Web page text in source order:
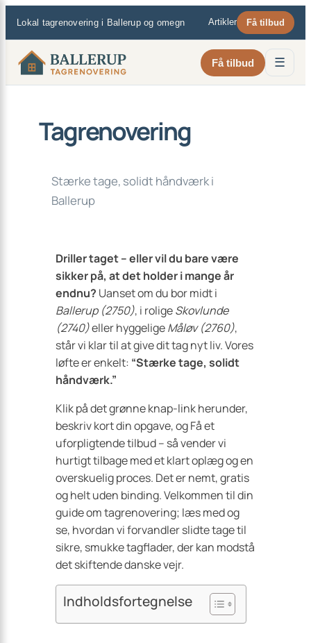
indhold
Lokal tagrenovering i Ballerup og omegn Artikler Få tilbud
Få tilbud ☰
Tagrenovering
Stærke tage, solidt håndværk i
Ballerup
Driller taget – eller vil du bare være
sikker på, at det holder i mange år
endnu? Uanset om du bor midt i
Ballerup (2750), i roligeSkovlunde
(2740)eller hyggeligeMåløv (2760),
står vi klar til at give dit tag nyt liv. Vores
løfte er enkelt: “Stærke tage, solidt
håndværk.”
Klik på det grønne knap-link herunder,
beskriv kort din opgave, og Få et
uforpligtende tilbud – så vender vi
hurtigt tilbage med et klart oplæg og en
overskuelig proces. Det er nemt, gratis
og helt uden binding. Velkommen til din
guide om tagrenovering; læs med og
se, hvordan vi forvandler slidte tage til
sikre, smukke tagflader, der kan modstå
det skiftende danske vejr.
Indholdsfortegnelse